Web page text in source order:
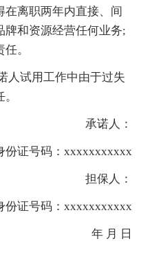
离职两年内直接、间
牌和资源经营任何业务;
。
人试用工作中由于过失
承诺人：
证号码：xxxxxxxxxxx
担保人：
证号码：xxxxxxxxxxx
年 月 日